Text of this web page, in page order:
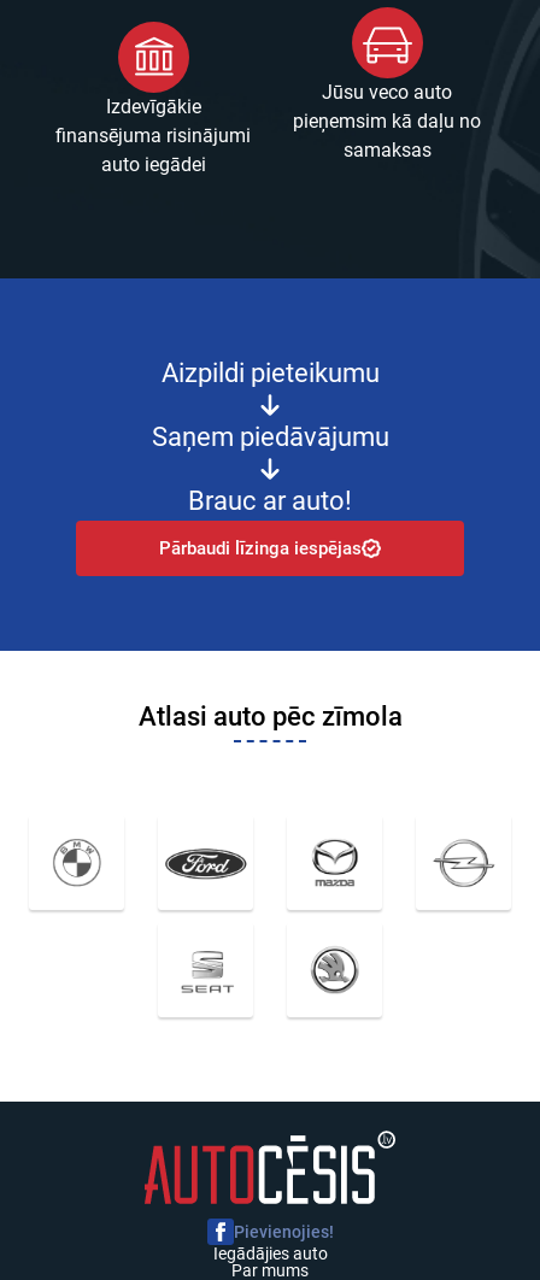
Jūsu veco auto
pieņemsim kā daļu no
samaksas
Izdevīgākie
finansējuma risinājumi
auto iegādei
Aizpildi pieteikumu
Saņem piedāvājumu
Brauc ar auto!
Pārbaudi līzinga iespējas
Atlasi auto pēc zīmola
Iegādājies auto
Par mums
Pievienojies!